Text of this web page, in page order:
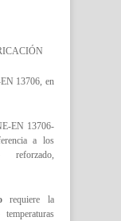
13706, en
EN 13706-
a los
reforzado,
requiere la